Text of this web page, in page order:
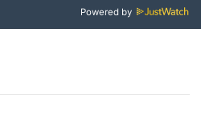
Powered by